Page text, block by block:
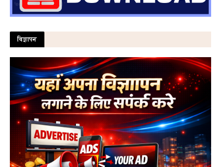
विज्ञापन